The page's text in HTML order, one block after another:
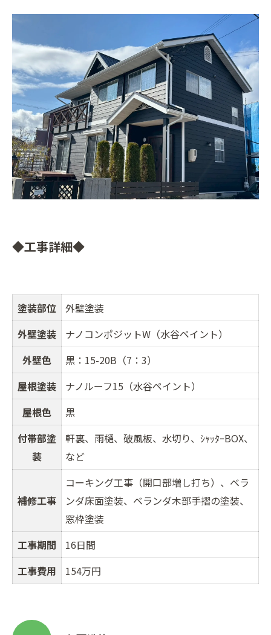
◆工事詳細◆
塗装部位
外壁塗装
外壁塗装
ナノコンポジットW（水谷ペイント）
外壁色
黒：15-20B（7：3）
屋根塗装
ナノルーフ15（水谷ペイント）
屋根色
黒
付帯部塗
装
軒裏、雨樋、破風板、水切り、ｼｬｯﾀｰBOX、
など
補修工事
コーキング工事（開口部増し打ち）、ベラ
ンダ床面塗装、ベランダ木部手摺の塗装、
窓枠塗装
工事期間
16日間
工事費用
154万円